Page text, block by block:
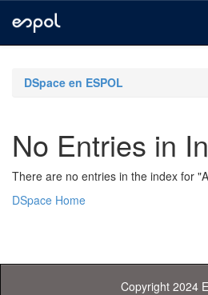
navigationDSpace en ESPOL
No Entries in
There are no entries in the index for
DSpace Home
Copyright 2024